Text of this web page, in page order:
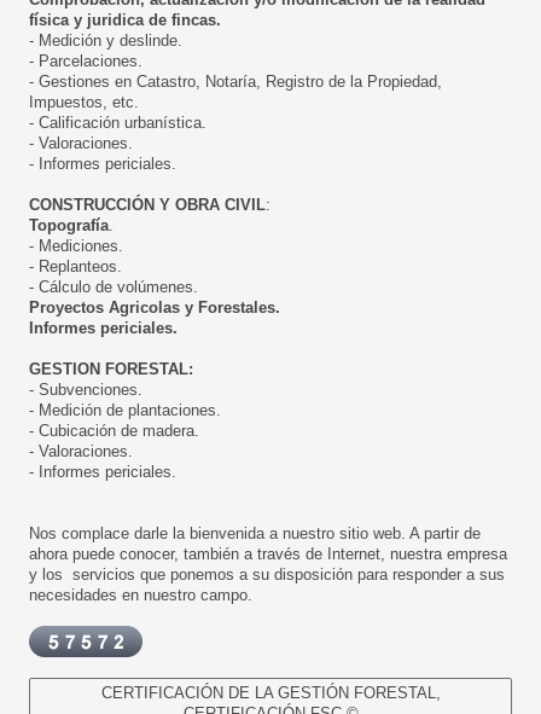
física y juridica de fincas.
- Medición y deslinde.
- Parcelaciones.
- Gestiones en Catastro, Notaría, Registro de la Propiedad,
Impuestos, etc.
- Calificación urbanística.
- Valoraciones.
- Informes periciales.
CONSTRUCCIÓN Y OBRA CIVIL:
Topografía.
- Mediciones.
- Replanteos.
- Cálculo de volúmenes.
Proyectos Agricolas y Forestales.
Informes periciales.
GESTION FORESTAL:
- Subvenciones.
- Medición de plantaciones.
- Cubicación de madera.
- Valoraciones.
- Informes periciales.
Nos complace darle la bienvenida a nuestro sitio web. A partir de
ahora puede conocer, también a través de Internet, nuestra empresa
y los servicios que ponemos a su disposición para responder a sus
necesidades en nuestro campo.
CERTIFICACIÓN DE LA GESTIÓN FORESTAL,